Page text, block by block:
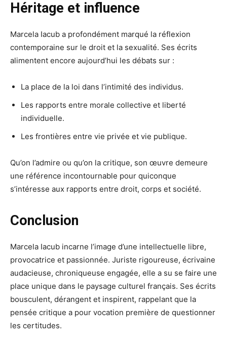
Héritage et influence
Marcela Iacub a profondément marqué la réflexion
contemporaine sur le droit et la sexualité. Ses écrits
alimentent encore aujourd’hui les débats sur :
La place de la loi dans l’intimité des individus.
Les rapports entre morale collective et liberté
individuelle.
Les frontières entre vie privée et vie publique.
Qu’on l’admire ou qu’on la critique, son œuvre demeure
une référence incontournable pour quiconque
s’intéresse aux rapports entre droit, corps et société.
Conclusion
Marcela Iacub incarne l’image d’une intellectuelle libre,
provocatrice et passionnée. Juriste rigoureuse, écrivaine
audacieuse, chroniqueuse engagée, elle a su se faire une
place unique dans le paysage culturel français. Ses écrits
bousculent, dérangent et inspirent, rappelant que la
pensée critique a pour vocation première de questionner
les certitudes.